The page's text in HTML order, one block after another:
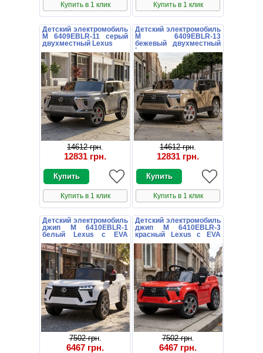
Купить в 1 клик Купить в 1 клик
Детский электромобиль
M 6409EBLR-11 серый
двухместный Lexus
14612 грн.
12831 грн.
Купить в 1 клик
Детский электромобиль
M 6409EBLR-13
бежевый двухместный
Lexus
14612 грн.
12831 грн.
Купить в 1 клик
Детский электромобиль
джип M 6410EBLR-1
белый Lexus с EVA
колесами
7502 грн.
6467 грн.
Детский электромобиль
джип M 6410EBLR-3
красный Lexus с EVA
колесами
7502 грн.
6467 грн.